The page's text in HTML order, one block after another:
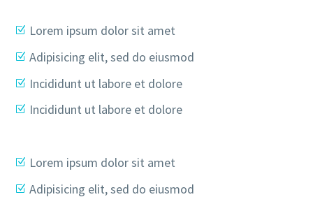
Lorem ipsum dolor sit amet
Adipisicing elit, sed do eiusmod
Incididunt ut labore et dolore
Incididunt ut labore et dolore
Lorem ipsum dolor sit amet
Adipisicing elit, sed do eiusmod